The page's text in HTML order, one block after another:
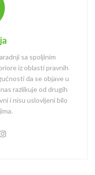
sa spoljinim
iz oblasti pravnih
da se objave u
razlikuje od drugih
i nisu uslovljeni bilo